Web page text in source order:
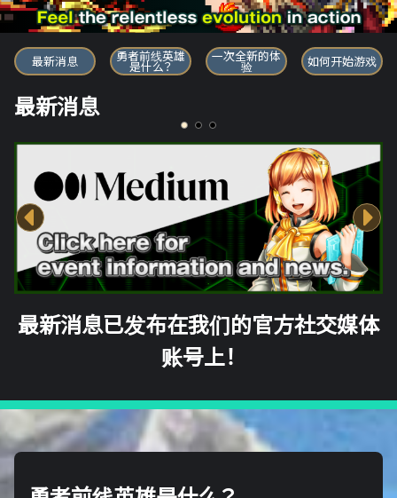
勇者前线英雄
最新消息 勇者前线英雄
是什么？
一次全新的体
验 如何开始游戏
最新消息
最新消息已发布在我们的官方社交媒体
账号上！